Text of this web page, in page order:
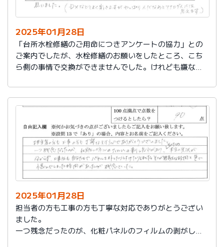
2025年01月28日
「台所水栓修繕のご用命につきアンケートの協力」との
ご案内でしたが、水栓修繕のお願いをしたところ、こち
ら側の事情で交換ができませんでした。けれども嫌な顔
本当に有難うございました。
近い将来、改めて修繕をお願いすることになると思いま
すので、どうぞよろしくお願いいたします。
訪問いただいた当日は、社員教育をしっかりされている
会社だなと思いました。（DXなどとよく聞きますが、や
っぱり人だなぁとアナログ人には思えます）
2025年01月28日
担当者の方も工事の方も丁寧な対応でありがとうござい
ました。
一つ残念だったのが、化粧パネルのフィルムの剥がし忘